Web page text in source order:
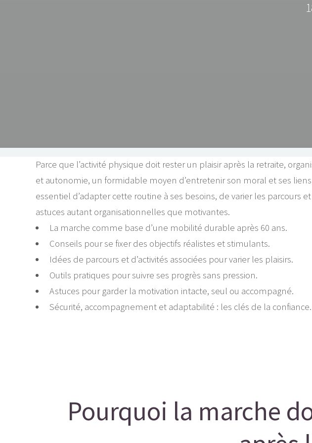
Parce que l’activité physique doit rester un plaisir après la retraite,
et autonomie, un formidable moyen d’entretenir son moral et ses
essentiel d’adapter cette routine à ses besoins, de varier les parcours
astuces autant organisationnelles que motivantes.
La marche comme base d’une mobilité durable après 60 ans.
Conseils pour se fixer des objectifs réalistes et stimulants.
Idées de parcours et d’activités associées pour varier les plaisirs.
Outils pratiques pour suivre ses progrès sans pression.
Astuces pour garder la motivation intacte, seul ou accompagné.
Sécurité, accompagnement et adaptabilité : les clés de la confiance.
Pourquoi la marche